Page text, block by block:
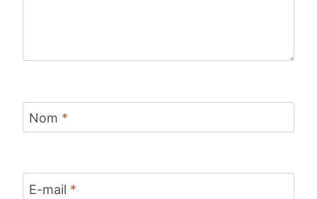
Nom *
E-mail *